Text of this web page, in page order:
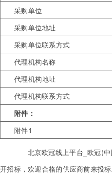
采购单位
采购单位地址
采购单位联系方式
代理机构名称
代理机构地址
代理机构联系方式
附件：
附件1
北京欧冠线上平台_欧冠(中
开招标，欢迎合格的供应商前来投标